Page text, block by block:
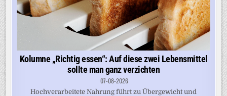
Kolumne „Richtig essen“: Auf diese zwei Lebensmittel
sollte man ganz verzichten
07-08-2026
Hochverarbeitete Nahrung führt zu Übergewicht und